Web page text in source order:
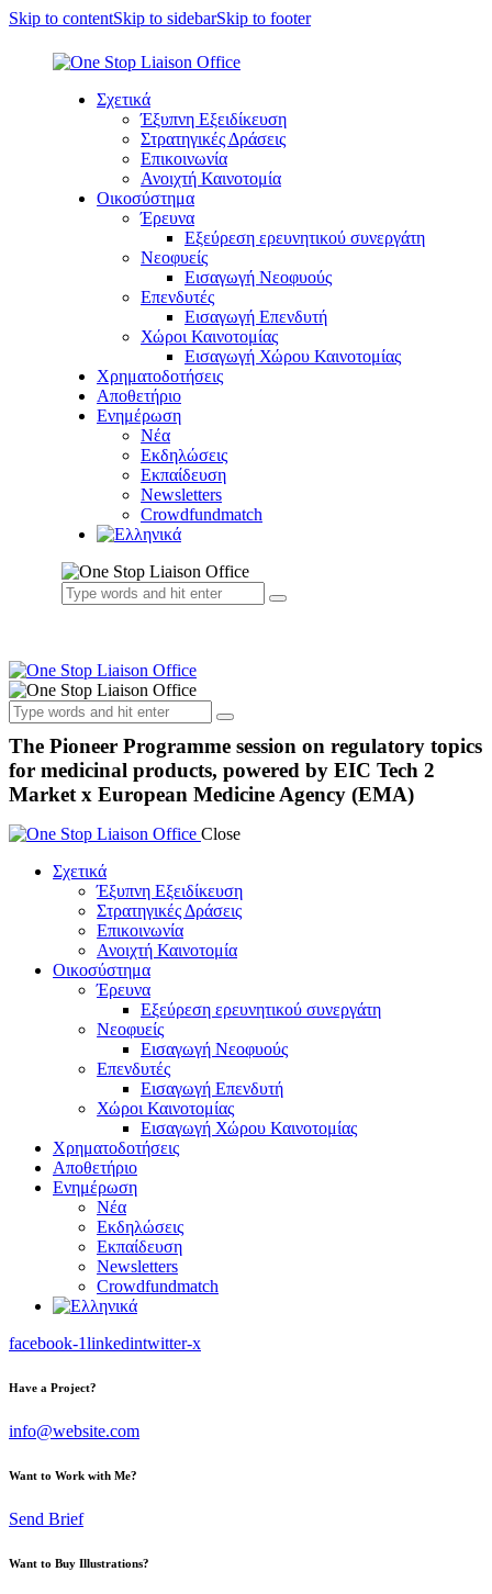
Skip to contentSkip to sidebarSkip to footer
Σχετικά
Έξυπνη Εξειδίκευση
Στρατηγικές Δράσεις
Επικοινωνία
Ανοιχτή Καινοτομία
Οικοσύστημα
Έρευνα
Εξεύρεση ερευνητικού συνεργάτη
Νεοφυείς
Εισαγωγή Νεοφυούς
Επενδυτές
Εισαγωγή Επενδυτή
Χώροι Καινοτομίας
Εισαγωγή Χώρου Καινοτομίας
Χρηματοδοτήσεις
Αποθετήριο
Ενημέρωση
Νέα
Εκδηλώσεις
Εκπαίδευση
Newsletters
Crowdfundmatch
The Pioneer Programme session on regulatory topics
for medicinal products, powered by EIC Tech 2
Market x European Medicine Agency (EMA)
Close
Σχετικά
Έξυπνη Εξειδίκευση
Στρατηγικές Δράσεις
Επικοινωνία
Ανοιχτή Καινοτομία
Οικοσύστημα
Έρευνα
Εξεύρεση ερευνητικού συνεργάτη
Νεοφυείς
Εισαγωγή Νεοφυούς
Επενδυτές
Εισαγωγή Επενδυτή
Χώροι Καινοτομίας
Εισαγωγή Χώρου Καινοτομίας
Χρηματοδοτήσεις
Αποθετήριο
Ενημέρωση
Νέα
Εκδηλώσεις
Εκπαίδευση
Newsletters
Crowdfundmatch
facebook-1linkedintwitter-x
Have a Project?
info@website.com
Want to Work with Me?
Send Brief
Want to Buy Illustrations?